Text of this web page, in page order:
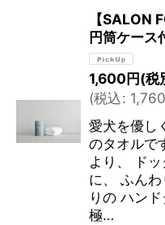
【SALON
円筒ケース
1,600円(税
(税込: 1,760
愛犬を優し
のタオルで
より、 ド
に、 ふん
りの ハンド
極…